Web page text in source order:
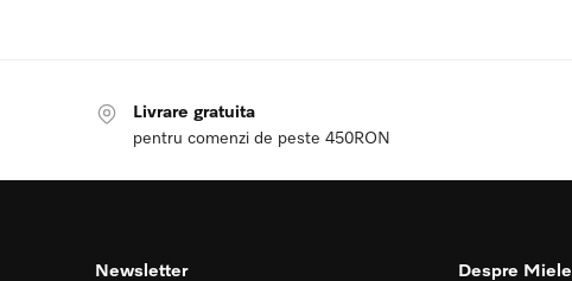
Livrare gratuita
pentru comenzi de peste 450RON
Newsletter
Despre Miele